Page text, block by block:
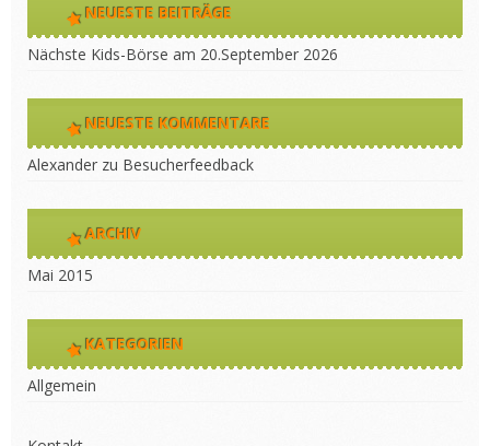
NEUESTE BEITRÄGE
Nächste Kids-Börse am 20.September 2026
NEUESTE KOMMENTARE
Alexander zu Besucherfeedback
ARCHIV
Mai 2015
KATEGORIEN
Allgemein